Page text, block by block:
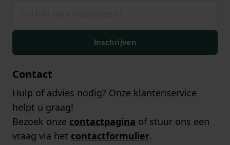
Inschrijven
Contact
Hulp of advies nodig? Onze klantenservice
helpt u graag!
Bezoek onze contactpagina of stuur ons een
vraag via het contactformulier.